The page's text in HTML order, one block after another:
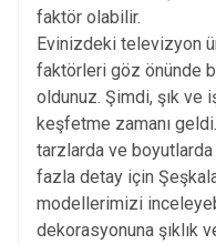
faktör olabilir.
Evinizdeki televizyon
faktörleri göz önünde
oldunuz. Şimdi, şık
keşfetme zamanı
tarzlarda ve
fazla detay için
modellerimizi
dekorasyonuna şıklık